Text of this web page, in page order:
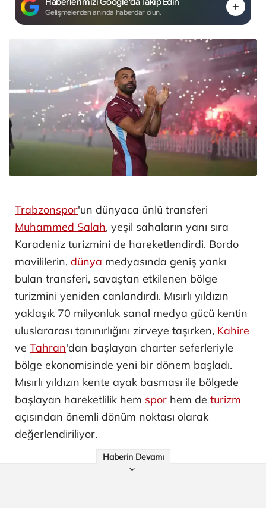
Gelişmelerden anında haberdar olun.
Trabzonspor'un dünyaca ünlü transferi
Muhammed Salah, yeşil sahaların yanı sıra
Karadeniz turizmini de hareketlendirdi. Bordo
mavililerin, dünya medyasında geniş yankı
bulan transferi, savaştan etkilenen bölge
turizmini yeniden canlandırdı. Mısırlı yıldızın
yaklaşık 70 milyonluk sanal medya gücü kentin
uluslararası tanınırlığını zirveye taşırken, Kahire
ve Tahran'dan başlayan charter seferleriyle
bölge ekonomisinde yeni bir dönem başladı.
Mısırlı yıldızın kente ayak basması ile bölgede
başlayan hareketlilik hem spor hem de turizm
açısından önemli dönüm noktası olarak
değerlendiriliyor.
Haberin Devamı